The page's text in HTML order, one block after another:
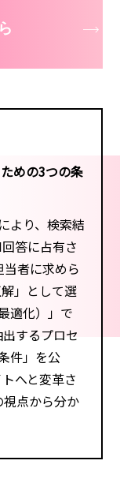
めの3つの条
より、検索結
答に占有さ
者に求めら
」として選
適化）」で
するプロセ
件」を公
へと変革さ
点から分か